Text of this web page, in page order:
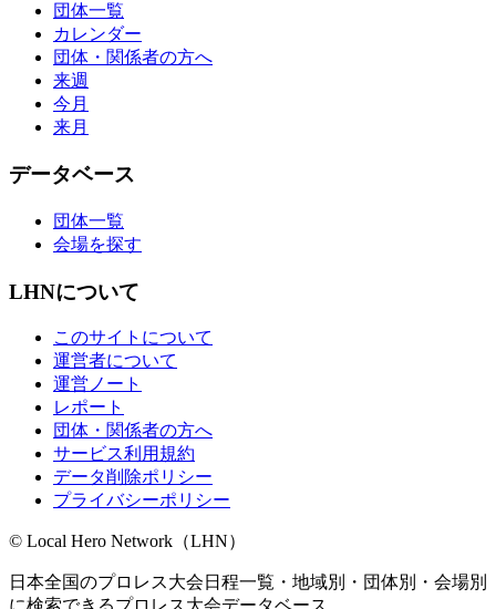
団体一覧
カレンダー
団体・関係者の方へ
来週
今月
来月
データベース
団体一覧
会場を探す
LHNについて
このサイトについて
運営者について
運営ノート
レポート
団体・関係者の方へ
サービス利用規約
データ削除ポリシー
プライバシーポリシー
© Local Hero Network（LHN）
日本全国のプロレス大会日程一覧・地域別・団体別・会場別